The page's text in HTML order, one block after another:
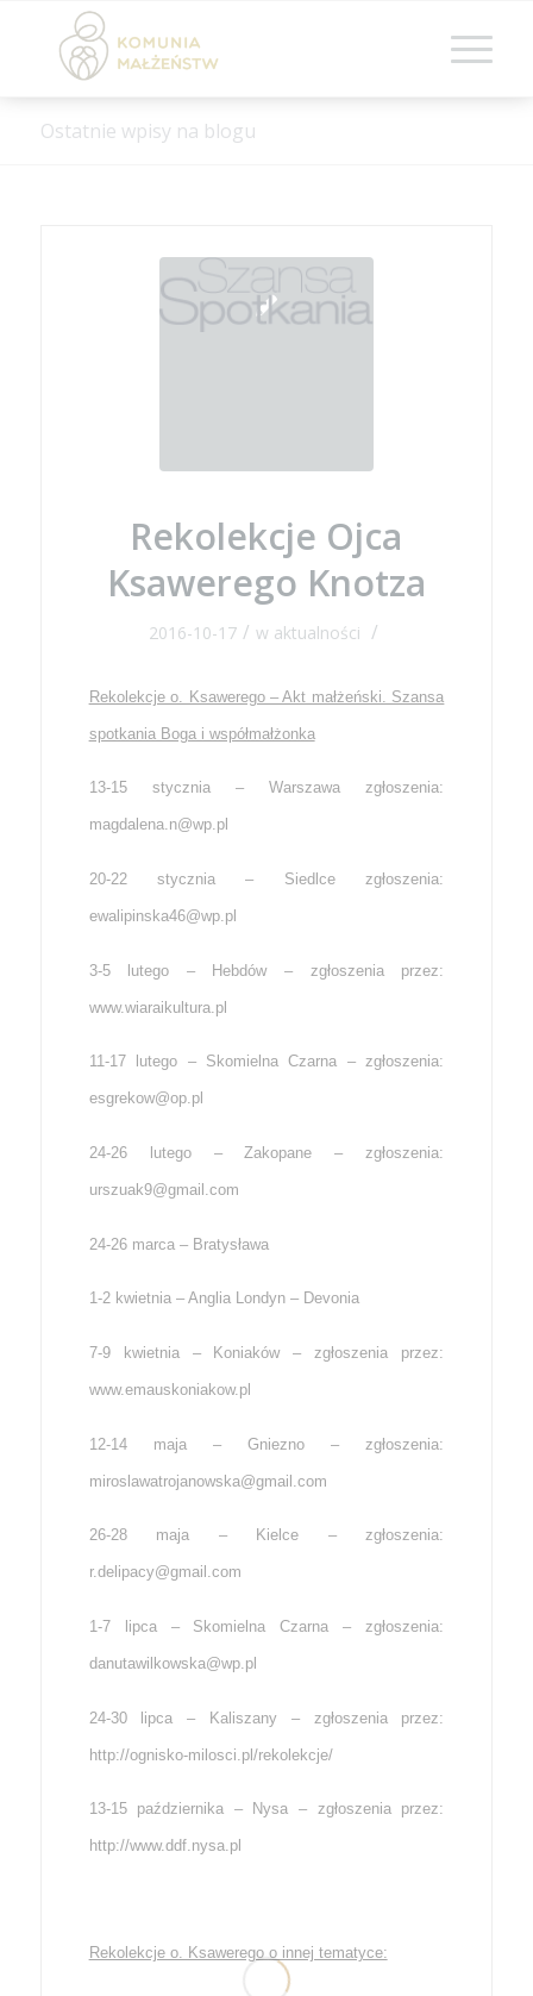
Ostatnie wpisy na blogu
Rekolekcje Ojca
Ksawerego Knotza
2016-10-17 / w aktualności /
Rekolekcje o. Ksawerego – Akt małżeński. Szansa
spotkania Boga i współmałżonka
13-15 stycznia – Warszawa zgłoszenia:
magdalena.n@wp.pl
20-22 stycznia – Siedlce zgłoszenia:
ewalipinska46@wp.pl
3-5 lutego – Hebdów – zgłoszenia przez:
www.wiaraikultura.pl
11-17 lutego – Skomielna Czarna – zgłoszenia:
esgrekow@op.pl
24-26 lutego – Zakopane – zgłoszenia:
urszuak9@gmail.com
24-26 marca – Bratysława
1-2 kwietnia – Anglia Londyn – Devonia
7-9 kwietnia – Koniaków – zgłoszenia przez:
www.emauskoniakow.pl
12-14 maja – Gniezno – zgłoszenia:
miroslawatrojanowska@gmail.com
26-28 maja – Kielce – zgłoszenia:
r.delipacy@gmail.com
1-7 lipca – Skomielna Czarna – zgłoszenia:
danutawilkowska@wp.pl
24-30 lipca – Kaliszany – zgłoszenia przez:
http://ognisko-milosci.pl/rekolekcje/
13-15 października – Nysa – zgłoszenia przez:
http://www.ddf.nysa.pl
Rekolekcje o. Ksawerego o innej tematyce: